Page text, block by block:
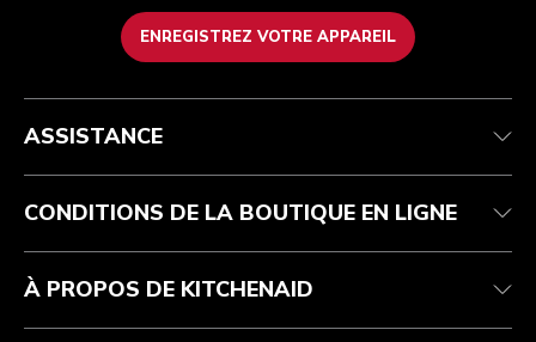
ENREGISTREZ VOTRE APPAREIL
Health Check
Suivez votre commande
Garantie et documents
Recupel
Conditions générales de vente
Retours et remboursements
Imprint
ODR
La marque
Trouver une boutique
ASSISTANCE
CONDITIONS DE LA BOUTIQUE EN LIGNE
À PROPOS DE KITCHENAID